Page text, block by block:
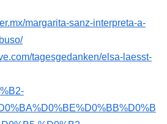
margarita-sanz-interpreta-a-
tagesgedanken/elsa-laesst-